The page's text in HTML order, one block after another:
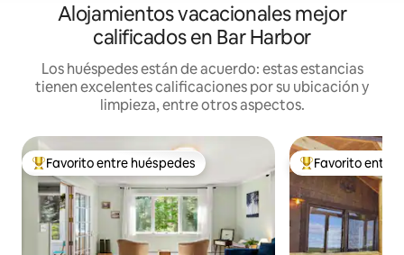
Alojamientos vacacionales mejor
calificados en Bar Harbor
Los huéspedes están de acuerdo: estas estancias
tienen excelentes calificaciones por su ubicación y
limpieza, entre otros aspectos.
De los mejores en Favorito entre huéspedes
Favorito entre huéspedes De los mejores
Favorito entre